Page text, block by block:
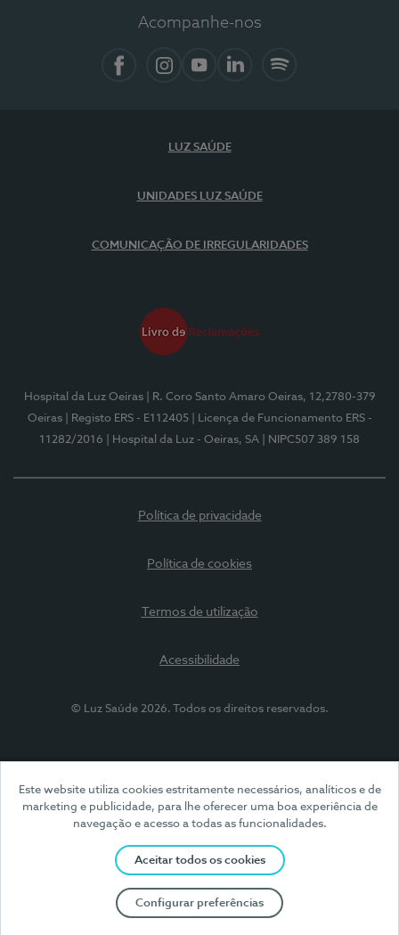
Este website utiliza cookies estritamente necessários, analíticos e de
marketing e publicidade, para lhe oferecer uma boa experiência de
navegação e acesso a todas as funcionalidades.
Aceitar todos os cookies
Configurar preferências
Acompanhe-nos
LUZ SAÚDE
UNIDADES LUZ SAÚDE
COMUNICAÇÃO DE IRREGULARIDADES
Hospital da Luz Oeiras
| R. Coro Santo Amaro Oeiras, 12,2780-379
Oeiras
| Registo ERS - E112405
| Licença de Funcionamento ERS -
11282/2016
| Hospital da Luz - Oeiras, SA | NIPC507 389 158
Política de privacidade
Política de cookies
Termos de utilização
Acessibilidade
© Luz Saúde 2026. Todos os direitos reservados.